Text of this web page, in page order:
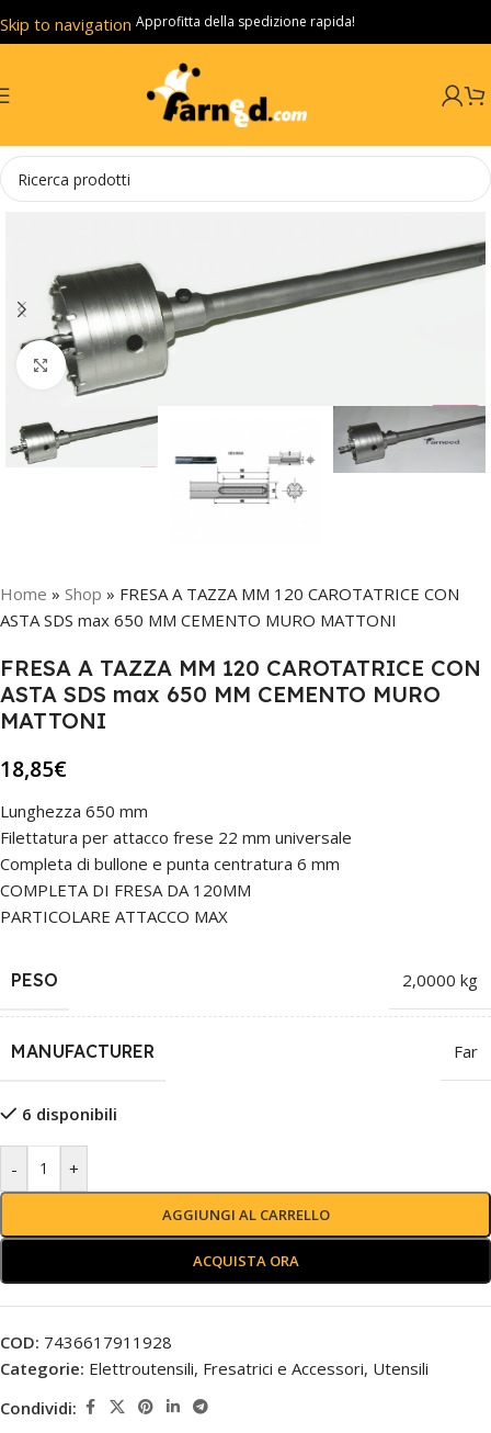
Skip to navigation
Skip to main content
Approfitta della spedizione rapida!
Click to enlarge
Home » Shop » FRESA A TAZZA MM 120 CAROTATRICE CON
ASTA SDS max 650 MM CEMENTO MURO MATTONI
FRESA A TAZZA MM 120 CAROTATRICE CON
ASTA SDS max 650 MM CEMENTO MURO
MATTONI
18,85€
Lunghezza 650 mm
Filettatura per attacco frese 22 mm universale
Completa di bullone e punta centratura 6 mm
COMPLETA DI FRESA DA 120MM
PARTICOLARE ATTACCO MAX
PESO 2,0000 kg
MANUFACTURER Far
6 disponibili
- +
AGGIUNGI AL CARRELLO
ACQUISTA ORA
COD: 7436617911928
Categorie: Elettroutensili, Fresatrici e Accessori, Utensili
Condividi: